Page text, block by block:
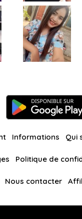
Informations Qui
Politique de
Nous contacter